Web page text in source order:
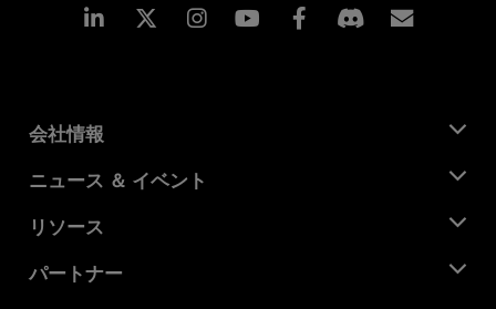
Linkedin Instagram Facebook
会社情報
AMD について
企業責任
キャリア
お問い合わせ
ニュース ＆ イベント
ニュースルーム
メディア ライブラリ
リソース
デベロッパー セントラル
パートナー